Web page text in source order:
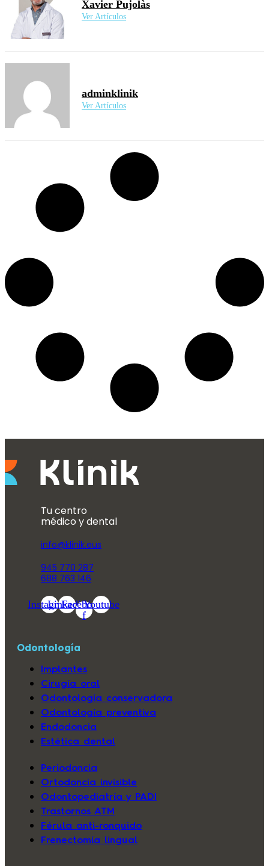
Xavier Pujolàs
Ver Artículos
adminklinik
Ver Artículos
Tu centro
médico y dental
info@klinik.eus
945 770 287
688 763 146
Instagram
Linkedin
Facebook-
f
Youtube
Odontología
Implantes
Cirugía oral
Odontología conservadora
Odontología preventiva
Endodoncia
Estética dental
Periodoncia
Ortodoncia invisible
Odontopediatría y PADI
Trastornos ATM
Férula anti-ronquido
Frenectomía lingual